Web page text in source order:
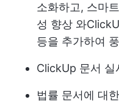
소화하고, 스마
성 향상 와
등을 추가하여
ClickUp 문서 실
법률 문서에 대